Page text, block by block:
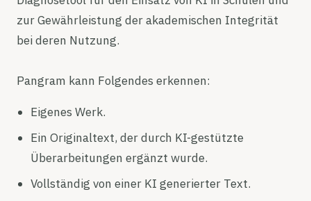
zur Gewährleistung der akademischen Integrität
bei deren Nutzung.
Pangram kann Folgendes erkennen:
Eigenes Werk.
Ein Originaltext, der durch KI-gestützte
Überarbeitungen ergänzt wurde.
Vollständig von einer KI generierter Text.